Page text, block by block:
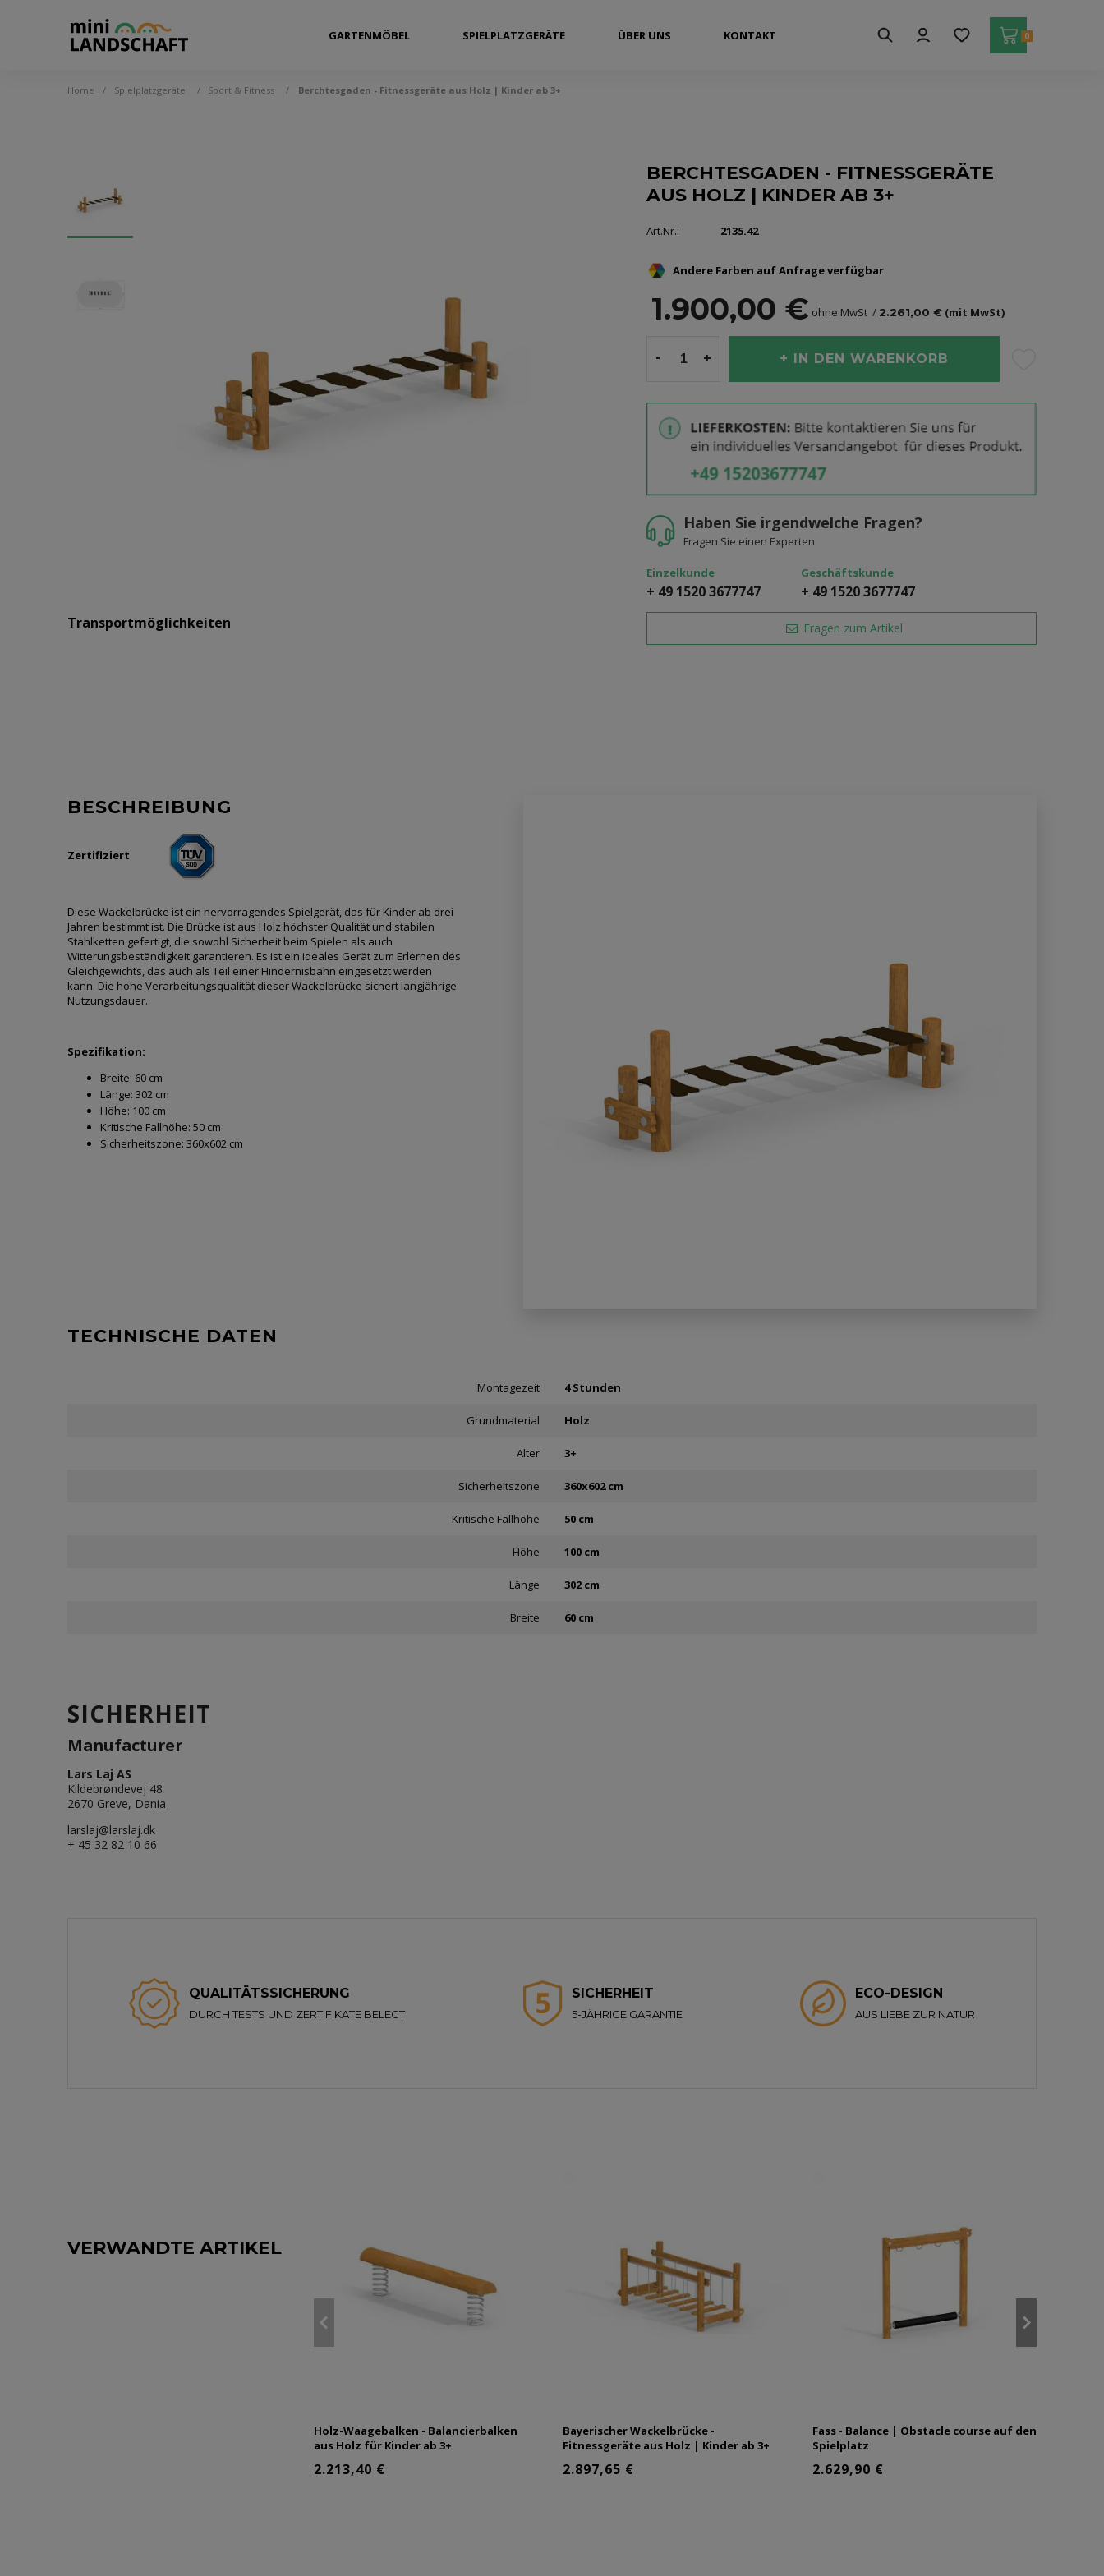
0
GARTENMÖBEL SPIELPLATZGERÄTE ÜBER UNS KONTAKT
Home / Spielplatzgeräte / Sport & Fitness / Berchtesgaden - Fitnessgeräte aus Holz | Kinder ab 3+
Transportmöglichkeiten
BERCHTESGADEN - FITNESSGERÄTE
AUS HOLZ | KINDER AB 3+
Art.Nr.: 2135.42
Andere Farben auf Anfrage verfügbar
1.900,00 € ohne MwSt 2.261,00 € (mit MwSt)
+
- IN DEN WARENKORB
Haben Sie irgendwelche Fragen?
Fragen Sie einen Experten
Einzelkunde
+ 49 1520 3677747
Geschäftskunde
+ 49 1520 3677747
Fragen zum Artikel
BESCHREIBUNG
Zertifiziert
Diese Wackelbrücke ist ein hervorragendes Spielgerät, das für Kinder ab drei
Jahren bestimmt ist. Die Brücke ist aus Holz höchster Qualität und stabilen
Stahlketten gefertigt, die sowohl Sicherheit beim Spielen als auch
Witterungsbeständigkeit garantieren. Es ist ein ideales Gerät zum Erlernen des
Gleichgewichts, das auch als Teil einer Hindernisbahn eingesetzt werden
kann. Die hohe Verarbeitungsqualität dieser Wackelbrücke sichert langjährige
Nutzungsdauer.
Spezifikation:
Breite: 60 cm
Länge: 302 cm
Höhe: 100 cm
Kritische Fallhöhe: 50 cm
Sicherheitszone: 360x602 cm
TECHNISCHE DATEN
Montagezeit 4 Stunden
Grundmaterial Holz
Alter 3+
Sicherheitszone 360x602 cm
Kritische Fallhöhe 50 cm
Höhe 100 cm
Länge 302 cm
Breite 60 cm
SICHERHEIT
Manufacturer
Lars Laj AS
Kildebrøndevej 48
2670 Greve, Dania
larslaj@larslaj.dk
+ 45 32 82 10 66
QUALITÄTSSICHERUNG
DURCH TESTS UND ZERTIFIKATE BELEGT
SICHERHEIT
5-JÄHRIGE GARANTIE
ECO-DESIGN
AUS LIEBE ZUR NATUR
VERWANDTE ARTIKEL
Holz-Waagebalken - Balancierbalken
aus Holz für Kinder ab 3+
2.213,40 €
Bayerischer Wackelbrücke -
Fitnessgeräte aus Holz | Kinder ab 3+
2.897,65 €
Fass - Balance | Obstacle course auf den
Spielplatz
2.629,90 €